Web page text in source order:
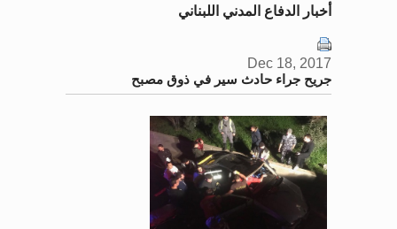
أخبار الدفاع المدني اللبناني
Dec 18, 2017
جريح جراء حادث سير في ذوق مصبح